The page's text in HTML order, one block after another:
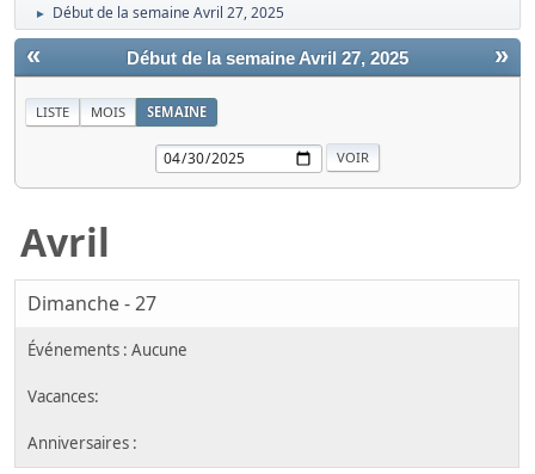
► Début de la semaine Avril 27, 2025
« »
Début de la semaine Avril 27, 2025
LISTE MOIS SEMAINE
Avril
Dimanche - 27